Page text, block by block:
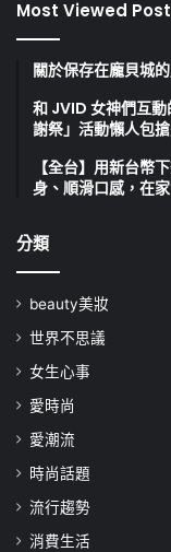
Most Viewed
關於保存在龐貝城
和 JVID 女神們互
謝祭」活動懶人包搶
【全台】用新台幣
身、順滑口感，在
分類
beauty美妝
世界不思議
女生心事
愛時尚
愛潮流
時尚話題
流行趨勢
消費生活